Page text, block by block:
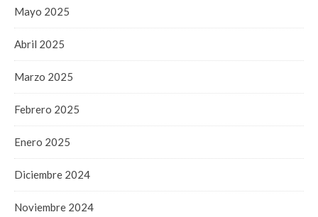
Mayo 2025
Abril 2025
Marzo 2025
Febrero 2025
Enero 2025
Diciembre 2024
Noviembre 2024